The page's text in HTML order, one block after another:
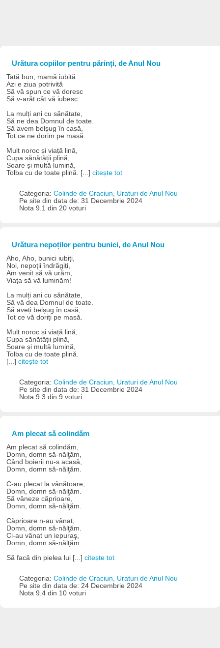
Urătura copiilor pentru părinți, de Anul Nou
Tată bun, mamă iubită
Azi e ziua potrivită
Să vă spun ce vă doresc
Să v-arăt cât vă iubesc.
La mulți ani cu sănătate,
Să ne dea Domnul de toate.
Să avem belșug în casă,
Tot ce ne dorim pe masă.
Mult noroc și viață lină,
Cupa sănătății plină,
Soare și multă lumină,
Tolba cu de toate plină. [...]citește tot
Categoria: Colinde de Craciun, Uraturi de Anul Nou
Pe site din data de: 31 Decembrie 2024
Nota 9.1 din 20 voturi
Urătura nepoților pentru bunici, de Anul Nou
Aho, Aho, bunici iubiți,
Noi, nepoții îndrăgiți,
Am venit să vă urăm,
Viața să vă luminăm!
La mulți ani cu sănătate,
Să vă dea Domnul de toate.
Să aveți belșug în casă,
Tot ce vă doriți pe masă.
Mult noroc și viață lină,
Cupa sănătății plină,
Soare și multă lumină,
Tolba cu de toate plină.
[...]citește tot
Categoria: Colinde de Craciun, Uraturi de Anul Nou
Pe site din data de: 31 Decembrie 2024
Nota 9.3 din 9 voturi
Am plecat să colindăm
Am plecat să colindăm,
Domn, domn să-nălţăm,
Când boierii nu-s acasă,
Domn, domn să-nălţăm.
C-au plecat la vânătoare,
Domn, domn să-nălţăm.
Să vâneze căprioare,
Domn, domn să-nălţăm.
Căprioare n-au vânat,
Domn, domn să-nălţăm.
Ci-au vânat un iepuraş,
Domn, domn să-nălţăm.
Să facă din pielea lui [...]citește tot
Categoria: Colinde de Craciun, Uraturi de Anul Nou
Pe site din data de: 24 Decembrie 2024
Nota 9.4 din 10 voturi